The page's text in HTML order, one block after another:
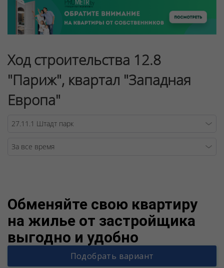
Ход строительства 12.8
"Париж", квартал "Западная
Европа"
Обменяйте свою квартиру
на жилье от застройщика
выгодно и удобно
Подобрать вариант